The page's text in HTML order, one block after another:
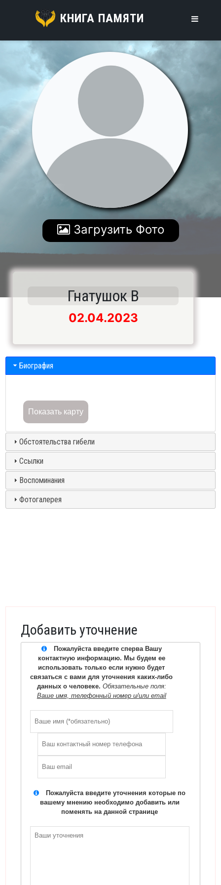
КНИГА ПАМЯТИ
Загрузить Фото
Гнатушок В
02.04.2023
Биография
Показать карту
Обстоятельства гибели
Ссылки
Воспоминания
Фотогалерея
Добавить уточнение
Пожалуйста введите сперва Вашу
контактную информацию. Мы будем ее
использовать только если нужно будет
связаться с вами для уточнения каких-либо
данных о человеке. Обязательные поля:
Ваше имя, телефонный номер и/или email
Пожалуйста введите уточнения которые по
вашему мнению необходимо добавить или
поменять на данной странице